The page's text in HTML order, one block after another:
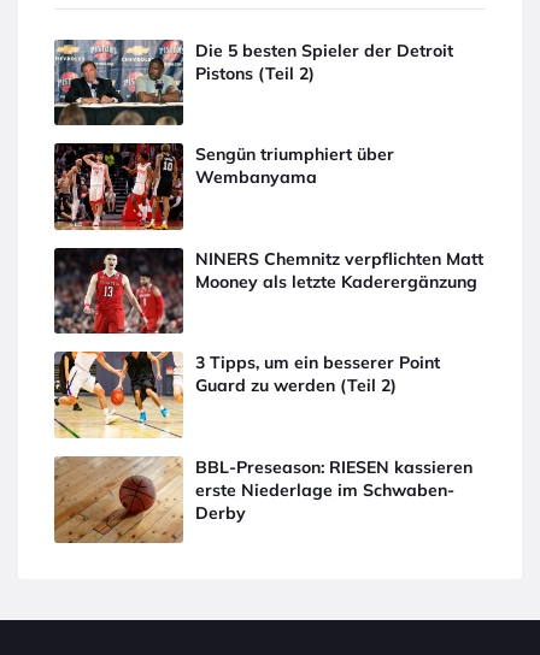
Die 5 besten Spieler der Detroit
Pistons (Teil 2)
Sengün triumphiert über
Wembanyama
NINERS Chemnitz verpflichten Matt
Mooney als letzte Kaderergänzung
3 Tipps, um ein besserer Point
Guard zu werden (Teil 2)
BBL-Preseason: RIESEN kassieren
erste Niederlage im Schwaben-
Derby